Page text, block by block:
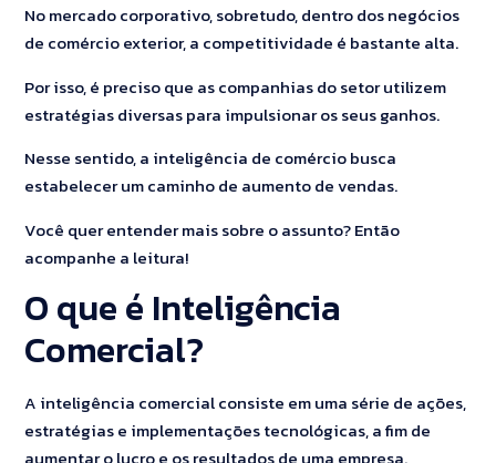
No mercado corporativo, sobretudo, dentro dos negócios
de comércio exterior, a competitividade é bastante alta.
Por isso, é preciso que as companhias do setor utilizem
estratégias diversas para impulsionar os seus ganhos.
Nesse sentido, a inteligência de comércio busca
estabelecer um caminho de aumento de vendas.
Você quer entender mais sobre o assunto? Então
acompanhe a leitura!
O que é Inteligência
Comercial?
A inteligência comercial consiste em uma série de ações,
estratégias e implementações tecnológicas, a fim de